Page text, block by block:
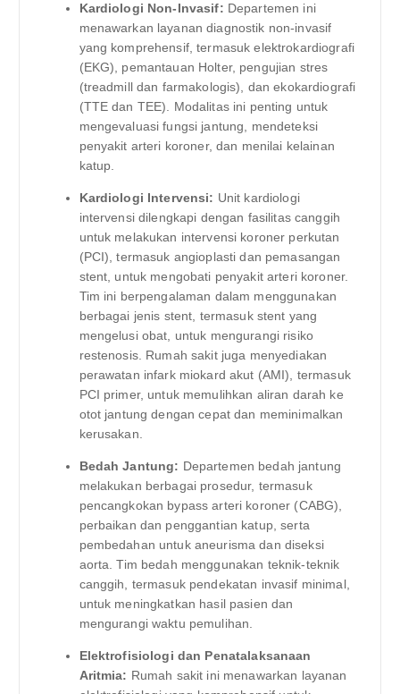
Kardiologi Non-Invasif: Departemen ini
menawarkan layanan diagnostik non-invasif
yang komprehensif, termasuk elektrokardiografi
(EKG), pemantauan Holter, pengujian stres
(treadmill dan farmakologis), dan ekokardiografi
(TTE dan TEE). Modalitas ini penting untuk
mengevaluasi fungsi jantung, mendeteksi
penyakit arteri koroner, dan menilai kelainan
katup.
Kardiologi Intervensi: Unit kardiologi
intervensi dilengkapi dengan fasilitas canggih
untuk melakukan intervensi koroner perkutan
(PCI), termasuk angioplasti dan pemasangan
stent, untuk mengobati penyakit arteri koroner.
Tim ini berpengalaman dalam menggunakan
berbagai jenis stent, termasuk stent yang
mengelusi obat, untuk mengurangi risiko
restenosis. Rumah sakit juga menyediakan
perawatan infark miokard akut (AMI), termasuk
PCI primer, untuk memulihkan aliran darah ke
otot jantung dengan cepat dan meminimalkan
kerusakan.
Bedah Jantung: Departemen bedah jantung
melakukan berbagai prosedur, termasuk
pencangkokan bypass arteri koroner (CABG),
perbaikan dan penggantian katup, serta
pembedahan untuk aneurisma dan diseksi
aorta. Tim bedah menggunakan teknik-teknik
canggih, termasuk pendekatan invasif minimal,
untuk meningkatkan hasil pasien dan
mengurangi waktu pemulihan.
Elektrofisiologi dan Penatalaksanaan
Aritmia: Rumah sakit ini menawarkan layanan